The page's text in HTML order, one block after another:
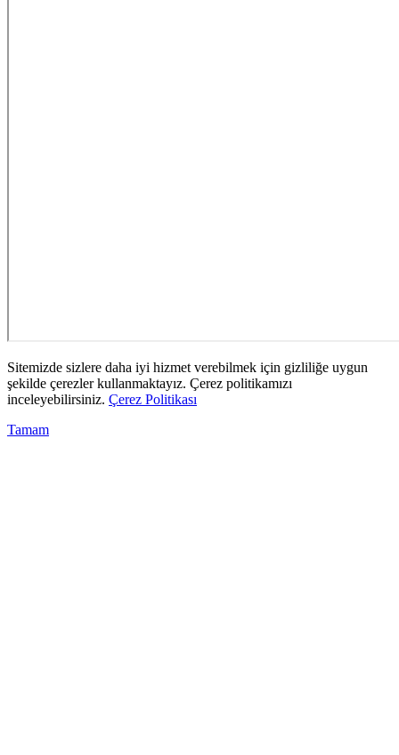
Sitemizde sizlere daha iyi hizmet verebilmek için gizliliğe uygun
şekilde çerezler kullanmaktayız. Çerez politikamızı
inceleyebilirsiniz. Çerez Politikası
Tamam